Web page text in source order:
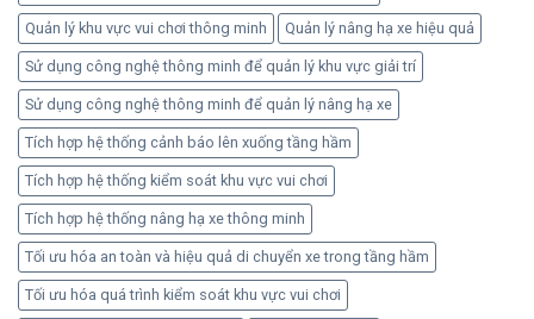
Quản lý khu vực vui chơi thông minh Quản lý nâng hạ xe hiệu quả
Sử dụng công nghệ thông minh để quản lý khu vực giải trí
Sử dụng công nghệ thông minh để quản lý nâng hạ xe
Tích hợp hệ thống cảnh báo lên xuống tầng hầm
Tích hợp hệ thống kiểm soát khu vực vui chơi
Tích hợp hệ thống nâng hạ xe thông minh
Tối ưu hóa an toàn và hiệu quả di chuyển xe trong tầng hầm
Tối ưu hóa quá trình kiểm soát khu vực vui chơi